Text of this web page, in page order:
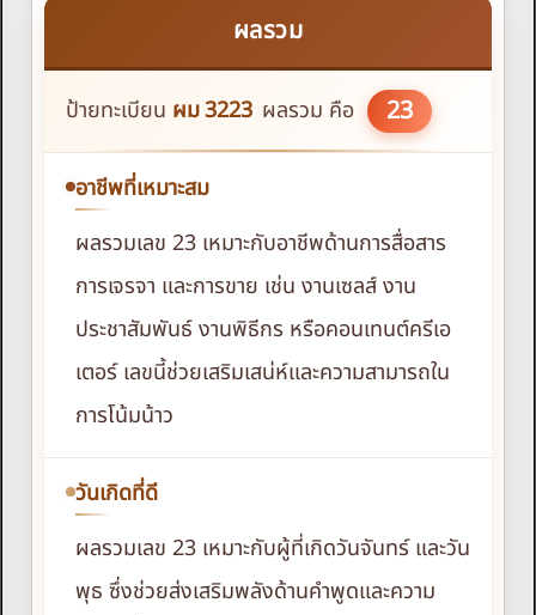
ผลรวม
ป้ายทะเบียน ผม3223 ผลรวม คือ 23
อาชีพที่เหมาะสม
ผลรวมเลข 23 เหมาะกับอาชีพด้านการสื่อสาร
การเจรจา และการขาย เช่น งานเซลส์ งาน
ประชาสัมพันธ์ งานพิธีกร หรือคอนเทนต์ครีเอ
เตอร์ เลขนี้ช่วยเสริมเสน่ห์และความสามารถใน
การโน้มน้าว
วันเกิดที่ดี
ผลรวมเลข 23 เหมาะกับผู้ที่เกิดวันจันทร์ และวัน
พุธ ซึ่งช่วยส่งเสริมพลังด้านคำพูดและความ